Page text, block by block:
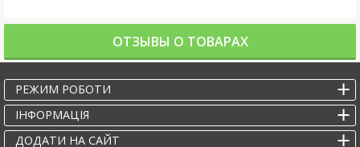
ОТЗЫВЫ О ТОВАРАХ
РЕЖИМ РОБОТИ
IНФОРМАЦІЯ
ДОДАТИ НА САЙТ